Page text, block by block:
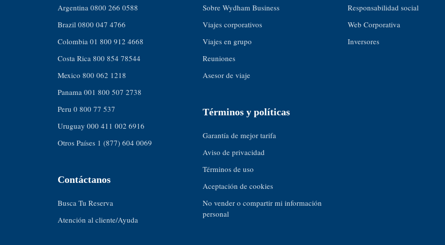
Argentina 0800 266 0588
Brazil 0800 047 4766
Colombia 01 800 912 4668
Costa Rica 800 854 78544
Mexico 800 062 1218
Panama 001 800 507 2738
Peru 0 800 77 537
Uruguay 000 411 002 6916
Otros Países 1 (877) 604 0069
Contáctanos
Busca Tu Reserva
Atención al cliente/Ayuda
Sobre Wydham Business
Viajes corporativos
Viajes en grupo
Reuniones
Asesor de viaje
Términos y políticas
Garantía de mejor tarifa
Aviso de privacidad
Términos de uso
Aceptación de cookies
No vender o compartir mi información
personal
Responsabilidad social
Web Corporativa
Inversores